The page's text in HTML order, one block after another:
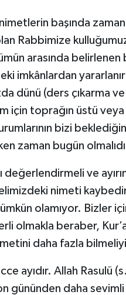
başında
Rabbimize
arasında belirlenen
imkânlardan
dünü (ders çıkarma
için toprağın üstü veya
bizi
zaman bugün
değerlendirmeli ve
nimeti
olamıyor. Bizler
olmakla beraber,
daha fazla
ayıdır. Allah Rasulü
gününden daha